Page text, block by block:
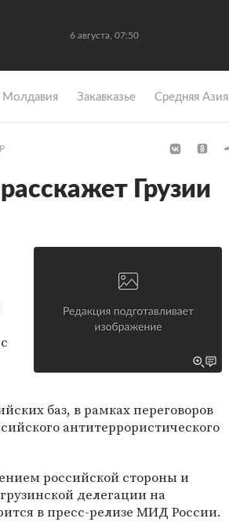
6 августа, 07:50
Молдавия Закавказье Средняя Азия
Грузии
баз, в рамках переговоров
антитеррористического
российской стороны и
делегации на
в пресс-релизе МИД России.